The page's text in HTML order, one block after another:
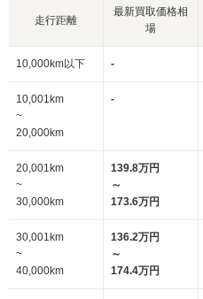
走行距離
最新買取価格相
場
10,000km以下 -
10,001km
~
20,000km
-
20,001km
~
30,000km
139.8万円
～
173.6万円
30,001km
~
40,000km
136.2万円
～
174.4万円